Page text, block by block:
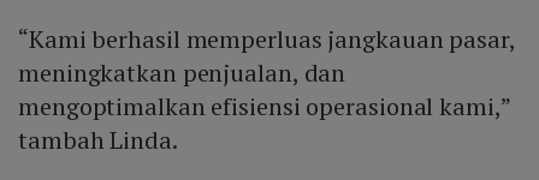
“Kami berhasil memperluas jangkauan pasar,
meningkatkan penjualan, dan
mengoptimalkan efisiensi operasional kami,”
tambah Linda.